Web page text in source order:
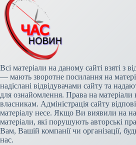
Всі матеріали на даному сайті взяті з
— мають зворотне посилання на
надіслані відвідувачами сайту та
для ознайомлення. Права на матеріали
власникам. Адміністрація сайту
матеріалу несе. Якщо Ви виявили на
матеріали, які порушують авторські
Вам, Вашій компанії чи організації,
нас.